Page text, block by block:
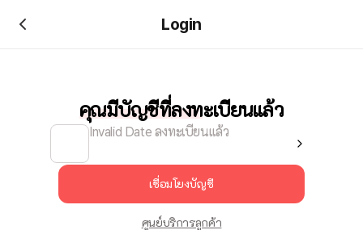
Login
คุณมีบัญชีที่ลงทะเบียนแล้ว
Invalid Date ลงทะเบียนแล้ว
เชื่อมโยงบัญชี
ศูนย์บริการลูกค้า